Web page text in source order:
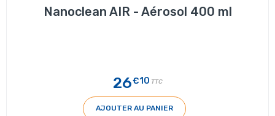
Nanoclean AIR - Aérosol 400 ml
26€10 TTC
AJOUTER AU PANIER